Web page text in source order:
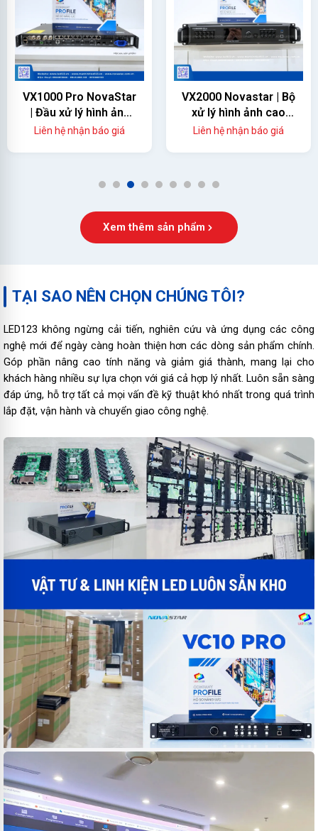
VX2000 Novastar | Bộ
xử lý hình ảnh cao
cấp
Liên hệ nhận báo giá
TB1-4G Novastar |
Đầu phát đa phương
tiện cho màn hình led
Liên hệ nhận báo giá
1 2 3 4 5 6 7 8 9
Xem thêm sản phẩm
TẠI SAO NÊN CHỌN CHÚNG TÔI?
LED123 không ngừng cải tiến, nghiên cứu và ứng dụng các công
nghệ mới để ngày càng hoàn thiện hơn các dòng sản phẩm chính.
Góp phần nâng cao tính năng và giảm giá thành, mang lại cho
khách hàng nhiều sự lựa chọn với giá cả hợp lý nhất. Luôn sẵn sàng
đáp ứng, hỗ trợ tất cả mọi vấn đề kỹ thuật khó nhất trong quá trình
lắp đặt, vận hành và chuyển giao công nghệ.